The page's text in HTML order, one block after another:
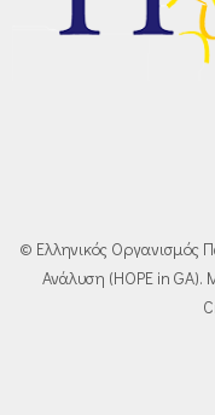
© Ελληνικός Οργανισμός
Ανάλυση (HOPE in GA).